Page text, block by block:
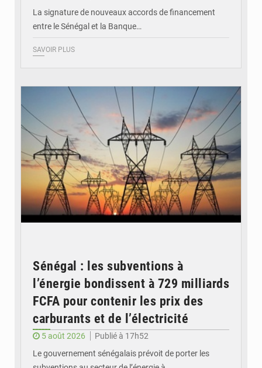
La signature de nouveaux accords de financement
entre le Sénégal et la Banque…
SAVOIR PLUS
Sénégal : les subventions à
l’énergie bondissent à 729 milliards
FCFA pour contenir les prix des
carburants et de l’électricité
5 août 2026
Publié à 17h52
Le gouvernement sénégalais prévoit de porter les